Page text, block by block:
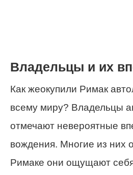
Владельцы и их
Как жеокупили Римак
всему миру? Владельцы
отмечают невероятные
вождения. Многие из них
Римаке они ощущают